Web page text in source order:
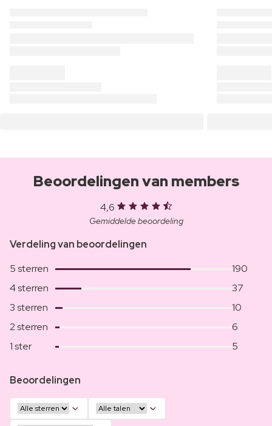
Beoordelingen van members
4,6
Gemiddelde beoordeling
Verdeling van beoordelingen
5 sterren
190
4 sterren
37
3 sterren
10
2 sterren
6
1 ster
5
Beoordelingen